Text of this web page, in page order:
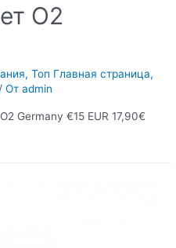
O2
,Топ Главная страница,
/ От admin
Germany €15 EUR 17,90€